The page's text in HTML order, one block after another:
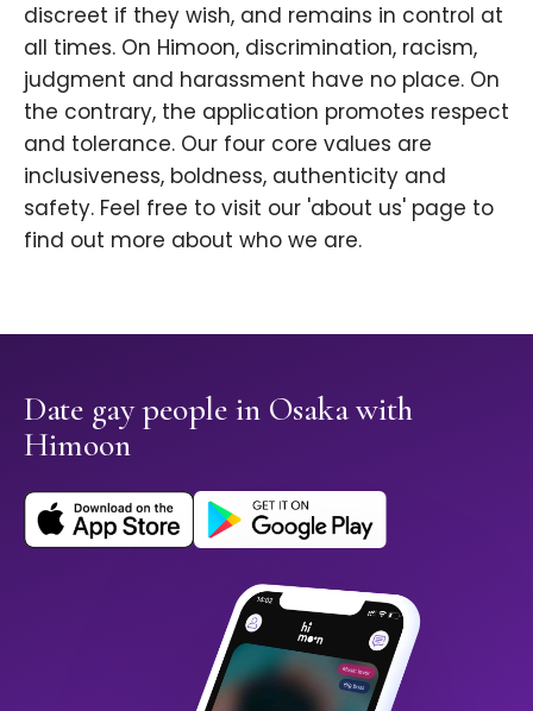
discreet if they wish, and remains in control at
all times. On Himoon, discrimination, racism,
judgment and harassment have no place. On
the contrary, the application promotes respect
and tolerance. Our four core values are
inclusiveness, boldness, authenticity and
safety. Feel free to visit our 'about us' page to
find out more about who we are.
Date gay people in Osaka with
Himoon